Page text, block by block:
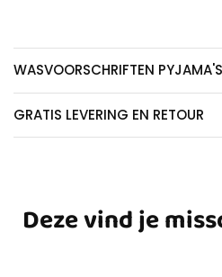
WASVOORSCHRIFTEN PYJAMA'S
GRATIS LEVERING EN RETOUR
Deze vind je